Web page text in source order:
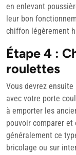
en enlevant
leur bon
chiffon légèrement
Étape 4 :
roulettes
Vous devrez
avec votre porte
à emporter les
pouvoir comparer
généralement ce
bricolage ou sur